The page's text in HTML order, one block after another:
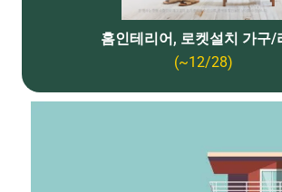
홈인테리어, 로켓설치 가구/
(~12/28)